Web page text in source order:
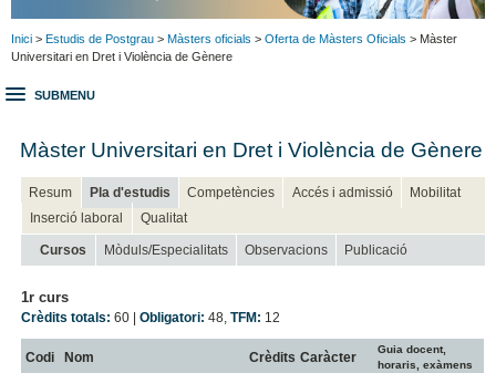
Inici > Estudis de Postgrau > Màsters oficials > Oferta de Màsters Oficials > Màster
Universitari en Dret i Violència de Gènere
SUBMENU
Màster Universitari en Dret i Violència de Gènere
Resum Pla d'estudis Competències Accés i admissió
Mobilitat
Inserció laboral
Qualitat
Cursos Mòduls/Especialitats Observacions Publicació
1r curs
Crèdits totals: 60 |Obligatori: 48,TFM: 12
Codi Nom Crèdits Caràcter
Guia docent,
horaris, exàmens